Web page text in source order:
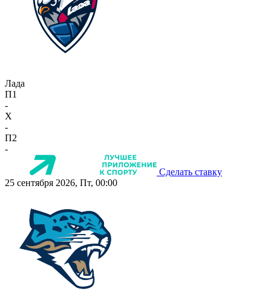
Лада
П1
-
X
-
П2
-
Сделать ставку
25 сентября 2026, Пт, 00:00